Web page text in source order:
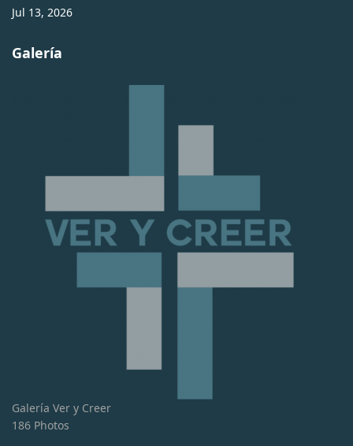
Jul 13, 2026
Galería
Galería Ver y Creer
186 Photos